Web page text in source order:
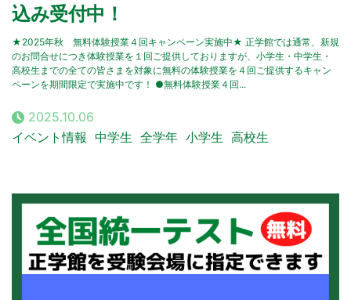
込み受付中！
★2025年秋 無料体験授業４回キャンペーン実施中★ 正学館では通常、新規
のお問合せにつき体験授業を１回ご提供しておりますが、小学生・中学生・
高校生までの全ての皆さまを対象に無料の体験授業を４回ご提供するキャン
ペーンを期間限定で実施中です！ ●無料体験授業４回...
2025.10.06
イベント情報 中学生 全学年 小学生 高校生